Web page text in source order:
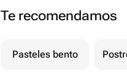
Te recomendamos
Pasteles bento